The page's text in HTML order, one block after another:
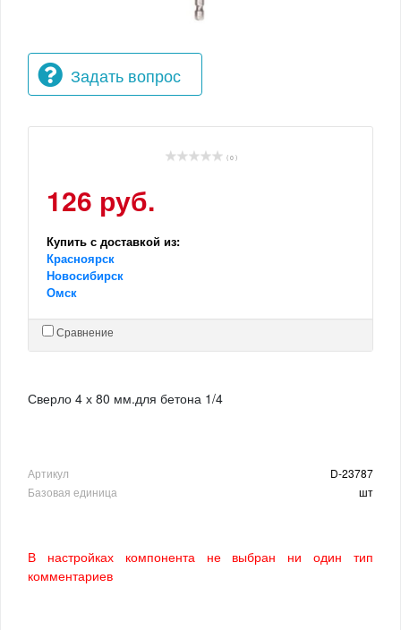
Задать вопрос
( 0 )
126 руб.
Купить с доставкой из:
Красноярск
Новосибирск
Омск
Сравнение
Сверло 4 х 80 мм.для бетона 1/4
Артикул
D-23787
Базовая единица
шт
В настройках компонента не выбран ни один тип
комментариев